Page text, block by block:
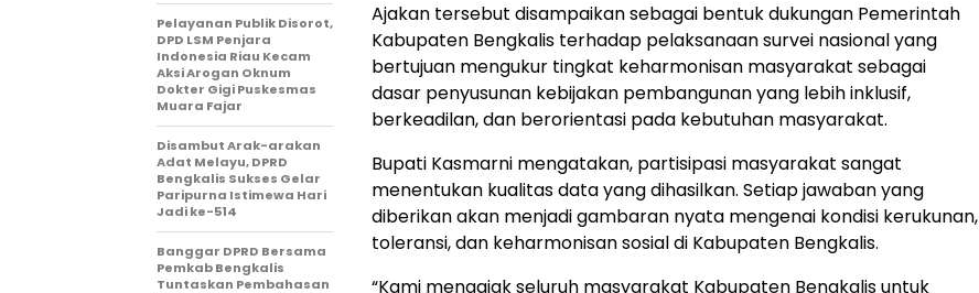
Ajakan tersebut disampaikan sebagai bentuk dukungan Pemerintah
Kabupaten Bengkalis terhadap pelaksanaan survei nasional yang
bertujuan mengukur tingkat keharmonisan masyarakat sebagai
dasar penyusunan kebijakan pembangunan yang lebih inklusif,
berkeadilan, dan berorientasi pada kebutuhan masyarakat.
Bupati Kasmarni mengatakan, partisipasi masyarakat sangat
menentukan kualitas data yang dihasilkan. Setiap jawaban yang
diberikan akan menjadi gambaran nyata mengenai kondisi kerukunan,
toleransi, dan keharmonisan sosial di Kabupaten Bengkalis.
“Kami mengajak seluruh masyarakat Kabupaten Bengkalis untuk
Pelayanan Publik Disorot,
DPD LSM Penjara
Indonesia Riau Kecam
Aksi Arogan Oknum
Dokter Gigi Puskesmas
Muara Fajar
Disambut Arak-arakan
Adat Melayu, DPRD
Bengkalis Sukses Gelar
Paripurna Istimewa Hari
Jadi ke-514
Banggar DPRD Bersama
Pemkab Bengkalis
Tuntaskan Pembahasan